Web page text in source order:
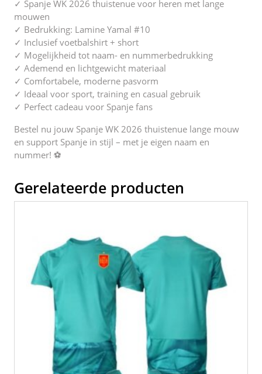
✓ Spanje WK 2026 thuistenue voor heren met lange
mouwen
✓ Bedrukking: Lamine Yamal #10
✓ Inclusief voetbalshirt + short
✓ Mogelijkheid tot naam- en nummerbedrukking
✓ Ademend en lichtgewicht materiaal
✓ Comfortabele, moderne pasvorm
✓ Ideaal voor sport, training en casual gebruik
✓ Perfect cadeau voor Spanje fans
Bestel nu jouw Spanje WK 2026 thuistenue lange mouw
en support Spanje in stijl – met je eigen naam en
nummer! ⚽
Gerelateerde producten